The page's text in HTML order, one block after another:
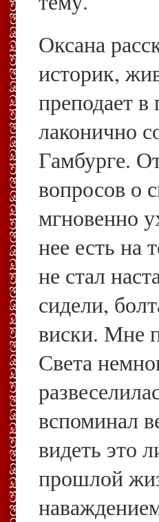
Оксана
историк,
преподает
лаконично
Гамбурге.
вопросов о
мгновенно
нее есть на
не стал
сидели,
виски. Мне
Света
вспоминал
видеть это
прошлой